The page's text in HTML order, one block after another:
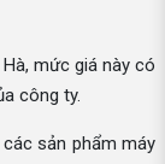
mức giá này có
công ty.
sản phẩm máy